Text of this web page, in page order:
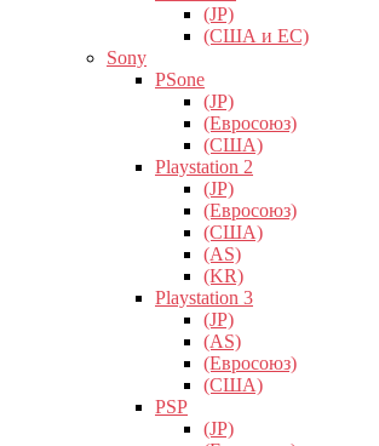
(JP)
(США и ЕС)
Sony
PSone
(JP)
(Евросоюз)
(США)
Playstation 2
(JP)
(Евросоюз)
(США)
(AS)
(KR)
Playstation 3
(JP)
(AS)
(Евросоюз)
(США)
PSP
(JP)